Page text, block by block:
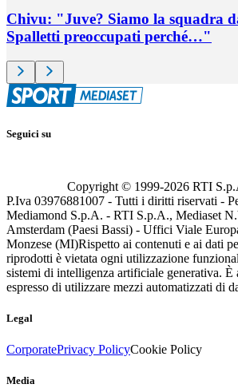
Chivu: "Juve? Siamo la squadra
Spalletti preoccupati perché…"
Seguici su
Copyright © 1999-2026 RTI
P.Iva 03976881007 - Tutti i diritti riservati -
Mediamond S.p.A. - RTI S.p.A., Mediaset
Amsterdam (Paesi Bassi) - Uffici Viale
Monzese (MI)Rispetto ai contenuti e ai dati
riprodotti è vietata ogni utilizzazione
sistemi di intelligenza artificiale generativa. È
espresso di utilizzare mezzi automatizzati di
Legal
CorporatePrivacy PolicyCookie Policy
Media